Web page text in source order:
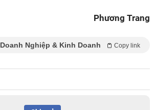
Phương Trang
Doanh Nghiệp & Kinh Doanh Copy link